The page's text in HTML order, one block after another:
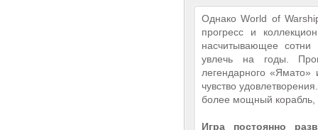
Однако World of
прогресс и
насчитывающее
увлечь на годы.
легендарного
чувство
более мощный корабль,
Игра постоянно